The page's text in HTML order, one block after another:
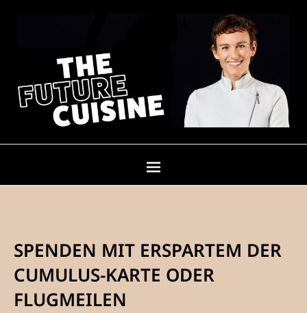
SPENDEN MIT ERSPARTEM DER
CUMULUS-KARTE ODER
FLUGMEILEN